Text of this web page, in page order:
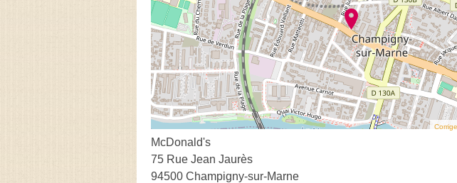
McDonald's
75 Rue Jean Jaurès
94500 Champigny-sur-Marne